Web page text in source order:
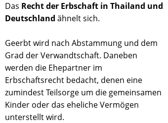
Das Recht der Erbschaft in Thailand und
Deutschland ähnelt sich.
Geerbt wird nach Abstammung und dem
Grad der Verwandtschaft. Daneben
werden die Ehepartner im
Erbschaftsrecht bedacht, denen eine
zumindest Teilsorge um die gemeinsamen
Kinder oder das eheliche Vermögen
unterstellt wird.